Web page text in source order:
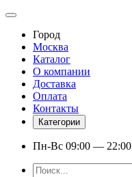
Город
Москва
Каталог
О компании
Доставка
Оплата
Контакты
Категории
Пн-Вс 09:00 — 22:00